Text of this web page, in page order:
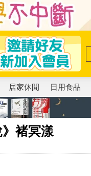
居家休閒 日用食品
褚冥漾